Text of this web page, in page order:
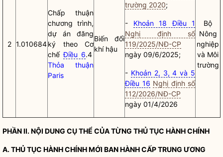
2 1.010684
Chấp thuận
chương trình,
dự án đăng
ký theo Cơ
chếĐiều 6.4
Thỏa thuận
Paris
Biến đổi
khí hậu
trường 2020;
- Khoản 18 Điều 1
Nghị định số
119/2025/NĐ-CP
ngày 09/6/2025;
- Khoản 2, 3, 4 và 5
Điều 16 Nghị định số
112/2026/NĐ-CP
ngày 01/4/2026
Bộ
Nông
nghiệp
và Môi
trường
PHẦN II. NỘI DUNG CỤ THỂ CỦA TỪNG THỦ TỤC HÀNH CHÍNH
A.THỦ TỤC HÀNH CHÍNHMỚI BAN HÀNH CẤP TRUNG ƯƠNG